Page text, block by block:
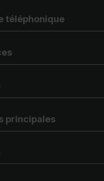
téléphonique
principales